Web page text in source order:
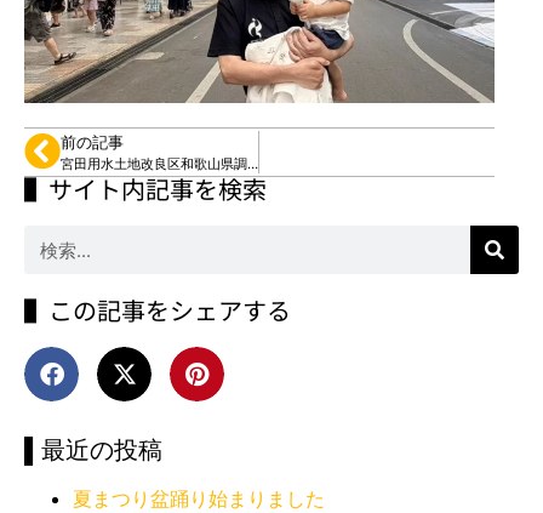
前の記事
宮田用水土地改良区和歌山県調査
▌サイト内記事を検索
▌この記事をシェアする
▌最近の投稿
夏まつり盆踊り始まりました